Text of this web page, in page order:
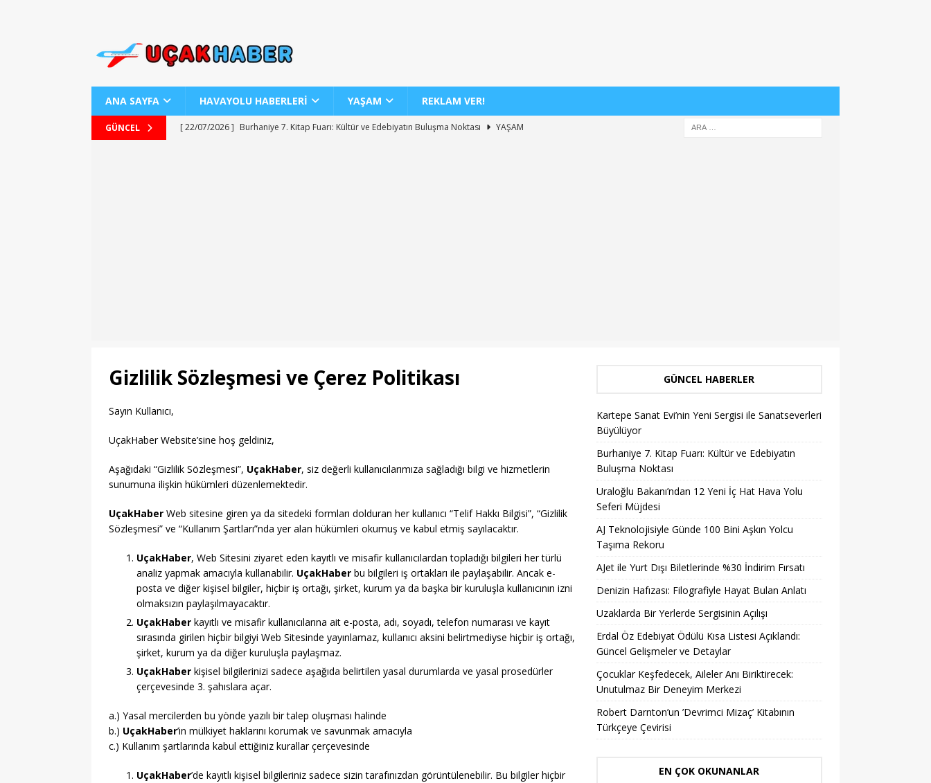
ANA SAYFA HAVAYOLU HABERLERİ YAŞAM REKLAM VER!
GÜNCEL [ 22/07/2026 ] Burhaniye 7. Kitap Fuarı: Kültür ve Edebiyatın Buluşma Noktası
YAŞAM
Gizlilik Sözleşmesi ve Çerez Politikası
Sayın Kullanıcı,
UçakHaber Website’sine hoş geldiniz,
Aşağıdaki “Gizlilik Sözleşmesi”, UçakHaber, siz değerli kullanıcılarımıza sağladığı bilgi ve hizmetlerin
sunumuna ilişkin hükümleri düzenlemektedir.
UçakHaber Web sitesine giren ya da sitedeki formları dolduran her kullanıcı “Telif Hakkı Bilgisi”, “Gizlilik
Sözleşmesi” ve “Kullanım Şartları”nda yer alan hükümleri okumuş ve kabul etmiş sayılacaktır.
UçakHaber, Web Sitesini ziyaret eden kayıtlı ve misafir kullanıcılardan topladığı bilgileri her türlü
analiz yapmak amacıyla kullanabilir. UçakHaber bu bilgileri iş ortakları ile paylaşabilir. Ancak e-
posta ve diğer kişisel bilgiler, hiçbir iş ortağı, şirket, kurum ya da başka bir kuruluşla kullanıcının izni
olmaksızın paylaşılmayacaktır.
UçakHaber kayıtlı ve misafir kullanıcılarına ait e-posta, adı, soyadı, telefon numarası ve kayıt
sırasında girilen hiçbir bilgiyi Web Sitesinde yayınlamaz, kullanıcı aksini belirtmediyse hiçbir iş ortağı,
şirket, kurum ya da diğer kuruluşla paylaşmaz.
UçakHaber kişisel bilgilerinizi sadece aşağıda belirtilen yasal durumlarda ve yasal prosedürler
çerçevesinde 3. şahıslara açar.
a.) Yasal mercilerden bu yönde yazılı bir talep oluşması halinde
b.) UçakHaber’in mülkiyet haklarını korumak ve savunmak amacıyla
c.) Kullanım şartlarında kabul ettiğiniz kurallar çerçevesinde
UçakHaber’de kayıtlı kişisel bilgileriniz sadece sizin tarafınızdan görüntülenebilir. Bu bilgiler hiçbir
GÜNCEL HABERLER
Kartepe Sanat Evi’nin Yeni Sergisi ile Sanatseverleri
Büyülüyor
Burhaniye 7. Kitap Fuarı: Kültür ve Edebiyatın
Buluşma Noktası
Uraloğlu Bakanı’ndan 12 Yeni İç Hat Hava Yolu
Seferi Müjdesi
AJ Teknolojisiyle Günde 100 Bini Aşkın Yolcu
Taşıma Rekoru
AJet ile Yurt Dışı Biletlerinde %30 İndirim Fırsatı
Denizin Hafızası: Filografiyle Hayat Bulan Anlatı
Uzaklarda Bir Yerlerde Sergisinin Açılışı
Erdal Öz Edebiyat Ödülü Kısa Listesi Açıklandı:
Güncel Gelişmeler ve Detaylar
Çocuklar Keşfedecek, Aileler Anı Biriktirecek:
Unutulmaz Bir Deneyim Merkezi
Robert Darnton’un ’Devrimci Mizaç’ Kitabının
Türkçeye Çevirisi
EN ÇOK OKUNANLAR